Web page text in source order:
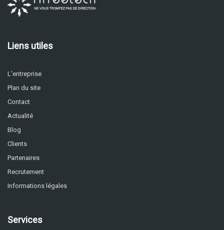
Liens utiles
L’entreprise
Plan du site
Contact
Actualité
Blog
Clients
Partenaires
Recrutement
Informations légales
Services